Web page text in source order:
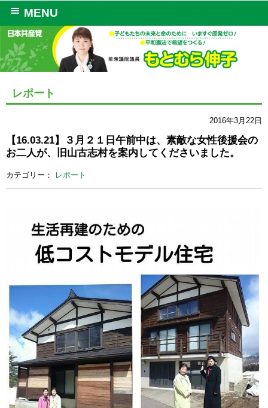
MENU
レポート
2016年3月22日
【16.03.21】３月２１日午前中は、素敵な女性後援会の
お二人が、旧山古志村を案内してくださいました。
カテゴリー： レポート